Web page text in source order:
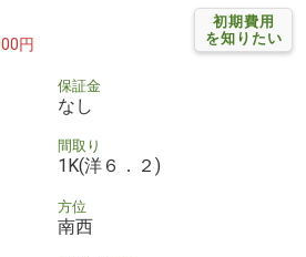
初期費用
を知りたい
円
保証金
なし
間取り
1K(洋６．２)
方位
南西